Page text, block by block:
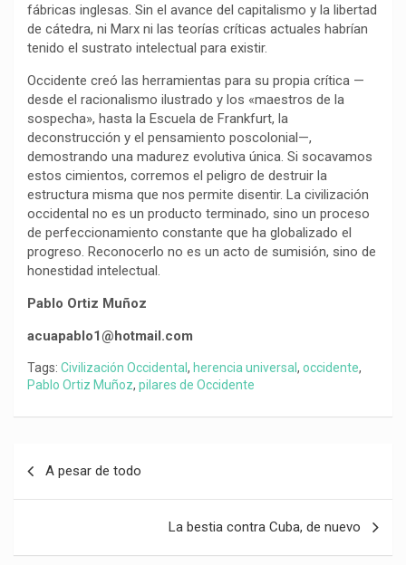
fábricas inglesas. Sin el avance del capitalismo y la libertad
de cátedra, ni Marx ni las teorías críticas actuales habrían
tenido el sustrato intelectual para existir.
Occidente creó las herramientas para su propia crítica —
desde el racionalismo ilustrado y los «maestros de la
sospecha», hasta la Escuela de Frankfurt, la
deconstrucción y el pensamiento poscolonial—,
demostrando una madurez evolutiva única. Si socavamos
estos cimientos, corremos el peligro de destruir la
estructura misma que nos permite disentir. La civilización
occidental no es un producto terminado, sino un proceso
de perfeccionamiento constante que ha globalizado el
progreso. Reconocerlo no es un acto de sumisión, sino de
honestidad intelectual.
Pablo Ortiz Muñoz
acuapablo1@hotmail.com
Tags: Civilización Occidental , herencia universal , occidente,
Pablo Ortiz Muñoz, pilares de Occidente
A pesar de todo
La bestia contra Cuba, de nuevo